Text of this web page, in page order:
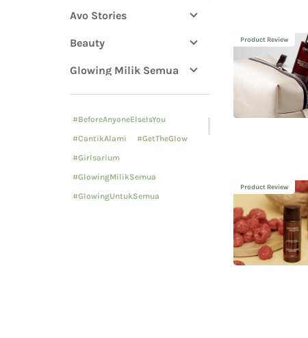
Avo Stories
Beauty
Glowing Milik Semua
Ingredients
Lifestyle
Skin Problems
Tell Avoskin Story
#BeforeAnyoneElseIsYou
#CantikAlami
#GetTheGlow
#Girlsarium
#GlowingMilikSemua
#GlowingUntukSemua
Product Review
Product Review